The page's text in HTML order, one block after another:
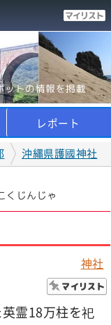
ットの情報を掲載
レポート
沖縄県護國神社
くじんじゃ
神社
霊18万柱を祀